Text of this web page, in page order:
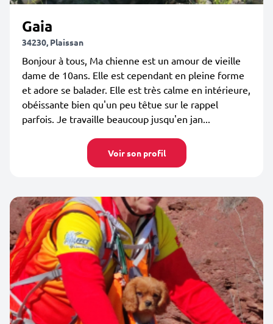
Gaia
34230, Plaissan
Bonjour à tous, Ma chienne est un amour de vieille
dame de 10ans. Elle est cependant en pleine forme
et adore se balader. Elle est très calme en intérieure,
obéissante bien qu'un peu têtue sur le rappel
parfois. Je travaille beaucoup jusqu'en jan...
Voir son profil